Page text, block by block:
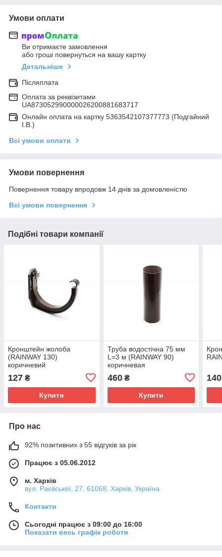
Умови оплати
Ви отримаєте замовлення
або гроші повернуться на вашу картку
Детальніше
Післяплата
Оплата за реквізитами
UA873052990000026200881683717
Онлайн оплата на картку 5363542107377773 (Подгайний
І.В.)
Всі умови оплати
Умови повернення
Повернення товару впродовж 14 днів за домовленістю
Всі умови повернення
Подібні товари компанії
Кронштейн жолоба
(RAINWAY 130)
коричневий
127 ₴
Купити
Труба водостічна 75 мм
L=3 м (RAINWAY 90)
коричневая
460₴
Купити
140
Про нас
92% позитивних з 55 відгуків за рік
Працює з 05.06.2012
м. Харків
вул. Раєвської, 27, 61068, Харків, Україна
Контакти
Сьогодні працює з 09:00 до 16:00
Показати весь графік роботи